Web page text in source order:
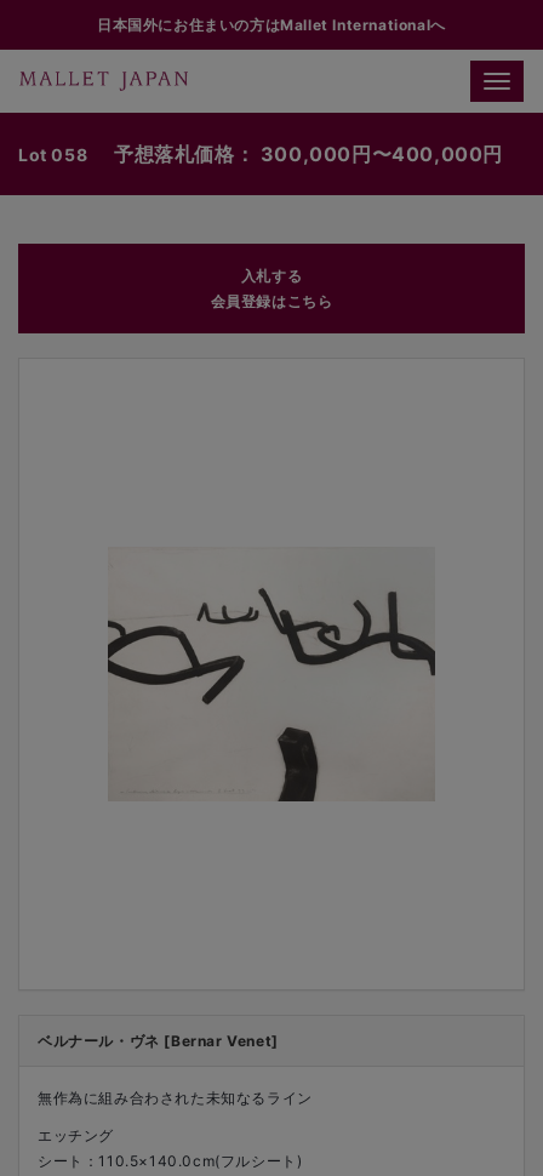
日本国外にお住まいの方はMallet Internationalへ
Toggle
Lot 058 予想落札価格： 300,000円〜400,000円
入札する
会員登録はこちら
ベルナール・ヴネ [Bernar Venet]
無作為に組み合わされた未知なるライン
エッチング
シート：110.5×140.0cm(フルシート)